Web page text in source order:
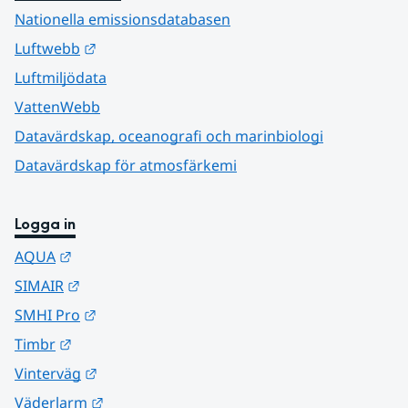
Nationella emissionsdatabasen
Luftwebb
Luftmiljödata
VattenWebb
Datavärdskap, oceanografi och marinbiologi
Datavärdskap för atmosfärkemi
Logga in
AQUA
SIMAIR
SMHI Pro
Timbr
Vinterväg
Väderlarm